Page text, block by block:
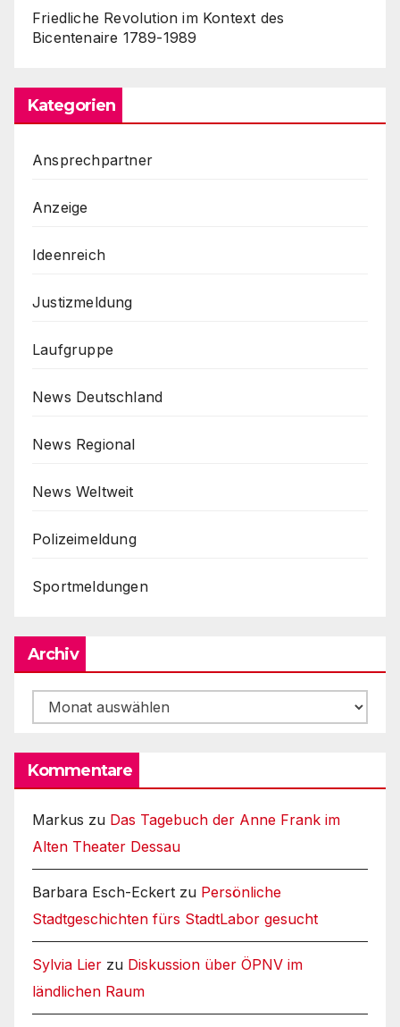
Friedliche Revolution im Kontext des
Bicentenaire 1789-1989
Kategorien
Ansprechpartner
Anzeige
Ideenreich
Justizmeldung
Laufgruppe
News Deutschland
News Regional
News Weltweit
Polizeimeldung
Sportmeldungen
Archiv
Archiv
Kommentare
Markus zu Das Tagebuch der Anne Frank im
Alten Theater Dessau
Barbara Esch-Eckert zu Persönliche
Stadtgeschichten fürs StadtLabor gesucht
Sylvia Lier zu Diskussion über ÖPNV im
ländlichen Raum